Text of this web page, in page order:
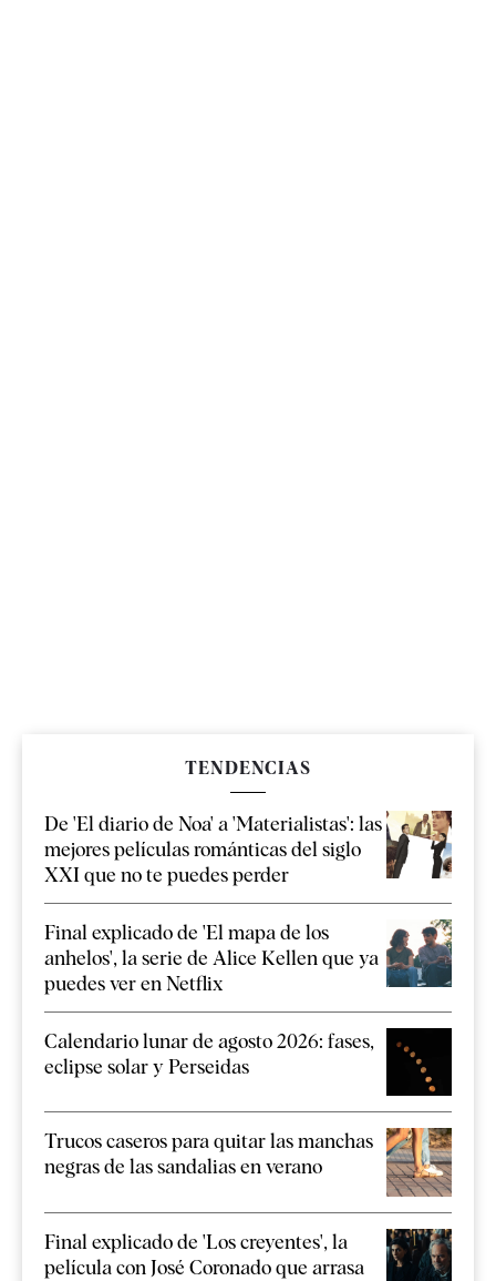
TENDENCIAS
De 'El diario de Noa' a 'Materialistas': las
mejores películas románticas del siglo
XXI que no te puedes perder
Final explicado de 'El mapa de los
anhelos', la serie de Alice Kellen que ya
puedes ver en Netflix
Calendario lunar de agosto 2026: fases,
eclipse solar y Perseidas
Trucos caseros para quitar las manchas
negras de las sandalias en verano
Final explicado de 'Los creyentes', la
película con José Coronado que arrasa